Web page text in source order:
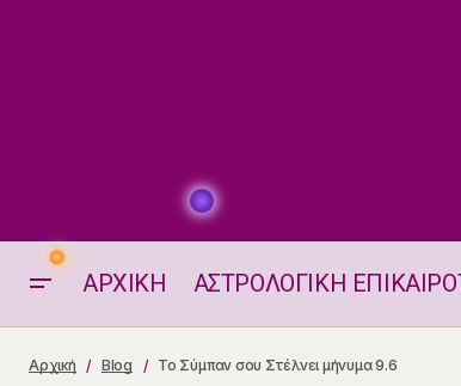
ΑΡΧΙΚΗ ΑΣΤΡΟΛΟΓΙΚΗ
Μάντρα Ημέρας
Αρχική Blog Το Σύμπαν σου Στέλνει μήνυμα 9.6